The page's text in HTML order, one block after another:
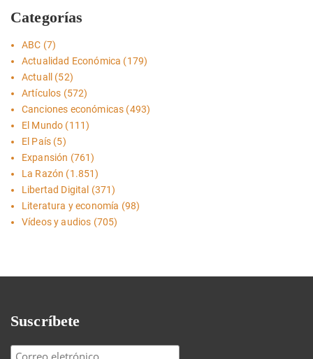
Categorías
ABC (7)
Actualidad Económica (179)
Actuall
(52)
Artículos (572)
Canciones económicas (493)
El Mundo (111)
El País (5)
Expansión (761)
La Razón (1.851)
Libertad Digital (371)
Literatura y economía (98)
Vídeos y audios (705)
Suscríbete